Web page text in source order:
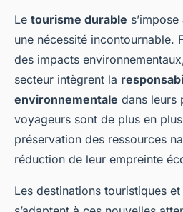
Le tourisme durable
une nécessité incontournable.
des impacts
secteur intègrent la
environnementale dans leurs
voyageurs sont de plus en
préservation des ressources
réduction de leur empreinte
Les destinations touristiques